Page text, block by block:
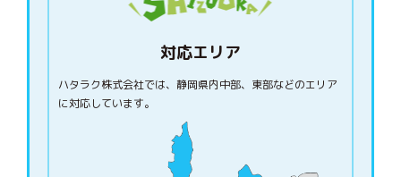
対応エリア
ハタラク株式会社では、静岡県内中部、東部などのエリア
に対応しています。